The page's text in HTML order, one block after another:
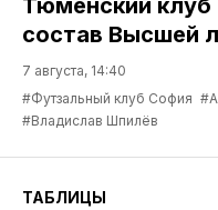
Тюменский
состав Высшей
7 августа, 14:40
#Футзальный клуб София
#Владислав Шпилёв
ТАБЛИЦЫ